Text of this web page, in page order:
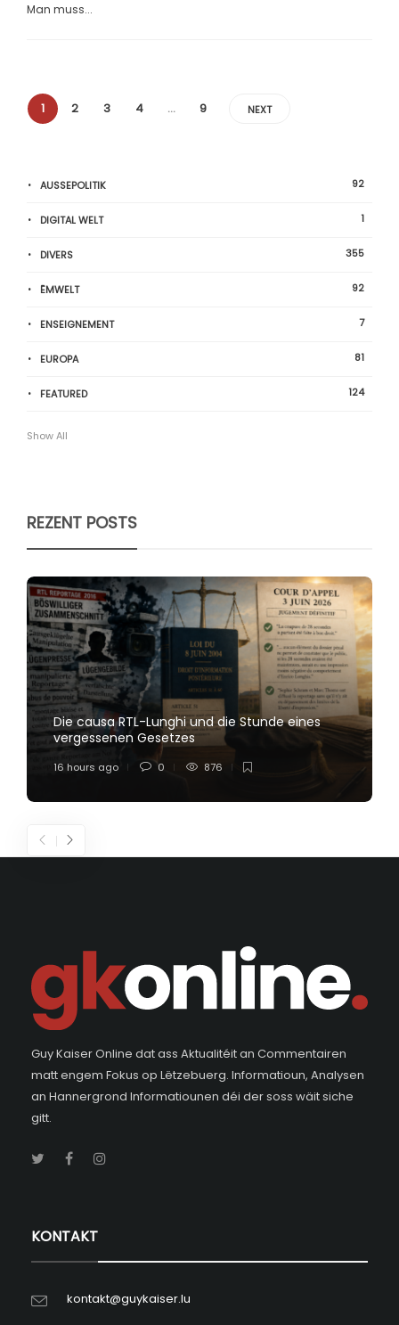
Man muss...
1 2 3 4 … 9 NEXT
AUSSEPOLITIK 92
DIGITAL WELT 1
DIVERS 355
ËMWELT 92
ENSEIGNEMENT 7
EUROPA 81
FEATURED 124
Show All
REZENT POSTS
Die causa RTL-Lunghi und die Stunde eines
vergessenen Gesetzes
16 hours ago 0 876
Guy Kaiser Online dat ass Aktualitéit an Commentairen
matt engem Fokus op Lëtzebuerg. Informatioun, Analysen
an Hannergrond Informatiounen déi der soss wäit siche
gitt.
KONTAKT
kontakt@guykaiser.lu